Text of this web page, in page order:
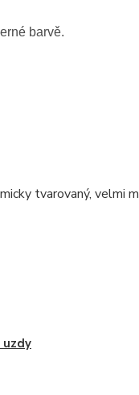
barvě.
tvarovaný, velmi
uzdy